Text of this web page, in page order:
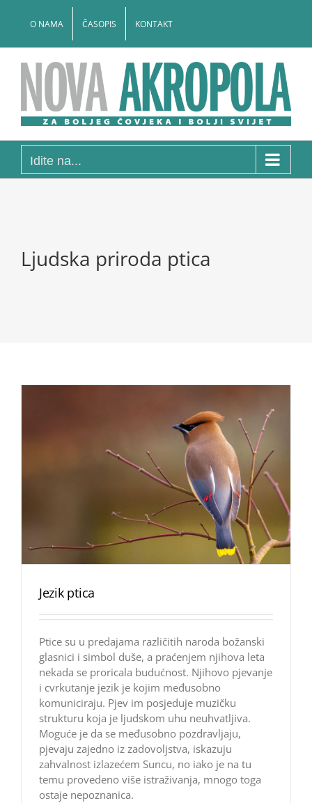
O NAMA ČASOPIS KONTAKT
Idite na...
Ljudska priroda ptica
Jezik ptica
Ptice su u predajama različitih naroda božanski
glasnici i simbol duše, a praćenjem njihova leta
nekada se proricala budućnost. Njihovo pjevanje
i cvrkutanje jezik je kojim međusobno
komuniciraju. Pjev im posjeduje muzičku
strukturu koja je ljudskom uhu neuhvatljiva.
Moguće je da se međusobno pozdravljaju,
pjevaju zajedno iz zadovoljstva, iskazuju
zahvalnost izlazećem Suncu, no iako je na tu
temu provedeno više istraživanja, mnogo toga
ostaje nepoznanica.